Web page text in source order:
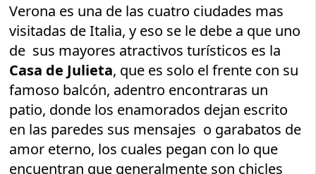
Verona es una de las cuatro ciudades mas
visitadas de Italia, y eso se le debe a que uno
de sus mayores atractivos turísticos es la
Casa de Julieta, que es solo el frente con su
famoso balcón, adentro encontraras un
patio, donde los enamorados dejan escrito
en las paredes sus mensajes o garabatos de
amor eterno, los cuales pegan con lo que
encuentran que generalmente son chicles